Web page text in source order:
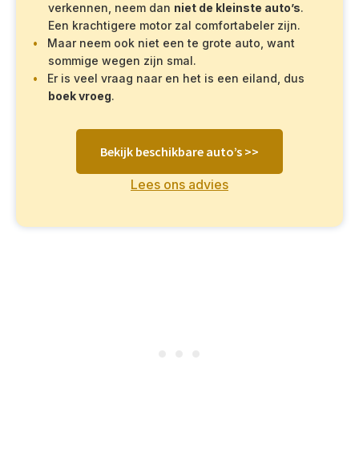
verkennen, neem dan niet de kleinste auto’s.
Een krachtigere motor zal comfortabeler zijn.
Maar neem ook niet een te grote auto, want
sommige wegen zijn smal.
Er is veel vraag naar en het is een eiland, dus
boek vroeg.
Bekijk beschikbare auto’s >>
Lees ons advies